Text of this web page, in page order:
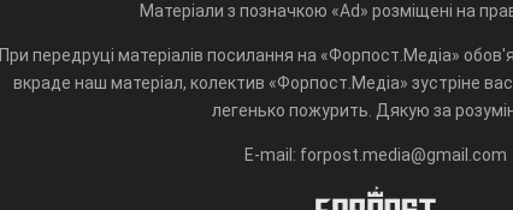
Матеріали з позначкою «Ad» розміщені на
При передруці матеріалів посилання на «Форпост.Медіа»
вкраде наш матеріал, колектив «Форпост.Медіа» зустріне вас
легенько пожурить. Дякую за
E-mail: forpost.media@gmail.com